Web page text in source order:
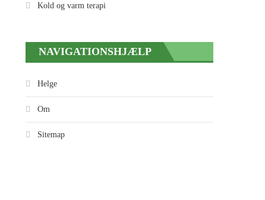
Kold og varm terapi
NAVIGATIONSHJÆLP
Helge
Om
Sitemap